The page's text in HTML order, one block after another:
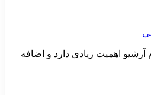
آرشیو اهمیت زیادی دارد و اضافه